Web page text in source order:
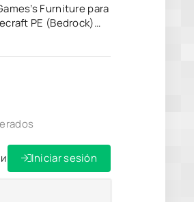
Furniture para
PE (Bedrock)
Iniciar sesión